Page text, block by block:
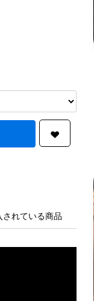
れている商品